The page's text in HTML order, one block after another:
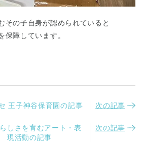
千葉県 千葉県 全域
埼玉県
その子自身が認められていると
保障しています。
王子神谷保育園の記事 次の記事
しさを育むアート・表
現活動の記事
次の記事